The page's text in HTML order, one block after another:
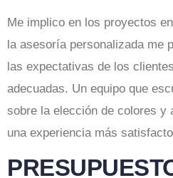
Me implico en los proyectos
la asesoría personalizada me
las expectativas de los
adecuadas. Un equipo que
sobre la elección de colores y
una experiencia más